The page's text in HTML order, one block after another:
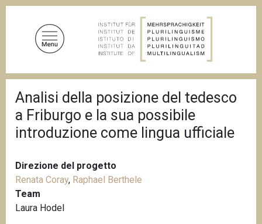
r
c
i
o
d
i
p
a
n
Analisi della posizione del tedesco
a Friburgo e la sua possibile
introduzione come lingua ufficiale
Direzione del progetto
Renata Coray, Raphael Berthele
Team
Laura Hodel